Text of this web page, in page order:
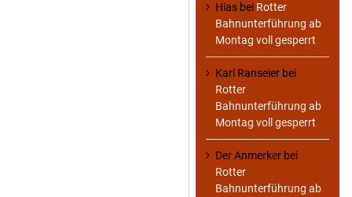
Hias bei Rotter
Bahnunterführung ab
Montag voll gesperrt
Karl Ranseier bei
Rotter
Bahnunterführung ab
Montag voll gesperrt
Der Anmerker bei
Rotter
Bahnunterführung ab